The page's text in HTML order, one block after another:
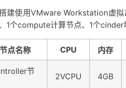
建使用VMware Workstation虚
1个compute计算节点、1个cinder
节点名称 CPU 内存
节
2VCPU 4GB